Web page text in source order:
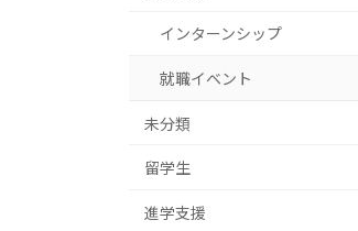
インターンシップ
就職イベント
未分類
留学生
進学支援